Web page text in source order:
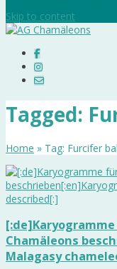
Skip to content
Tagged:
Home » Tag: Furcifer
Chamäleons
Malagasy